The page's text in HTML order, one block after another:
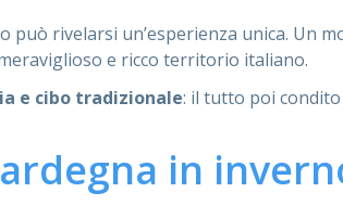
può rivelarsi un’esperienza unica.
e ricco territorio italiano.
e cibo tradizionale: il tutto poi condito
in